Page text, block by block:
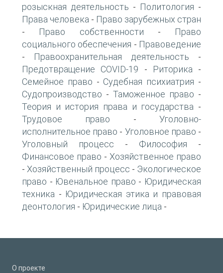
розыскная деятельность - Политология -
Права человека - Право зарубежных стран
- Право собственности -
Право
социального обеспечения - Правоведение
- Правоохранительная деятельность -
Предотвращение COVID-19 - Риторика -
Семейное право - Судебная психиатрия -
Судопроизводство - Таможенное право -
Теория и история права и государства -
Трудовое право -Уголовно-
исполнительное право - Уголовное право -
Уголовный процесс - Философия -
Финансовое право - Хозяйственное право
- Хозяйственный процесс - Экологическое
право - Ювенальное право - Юридическая
техника - Юридическая этика и правовая
деонтология - Юридические лица -
О проекте